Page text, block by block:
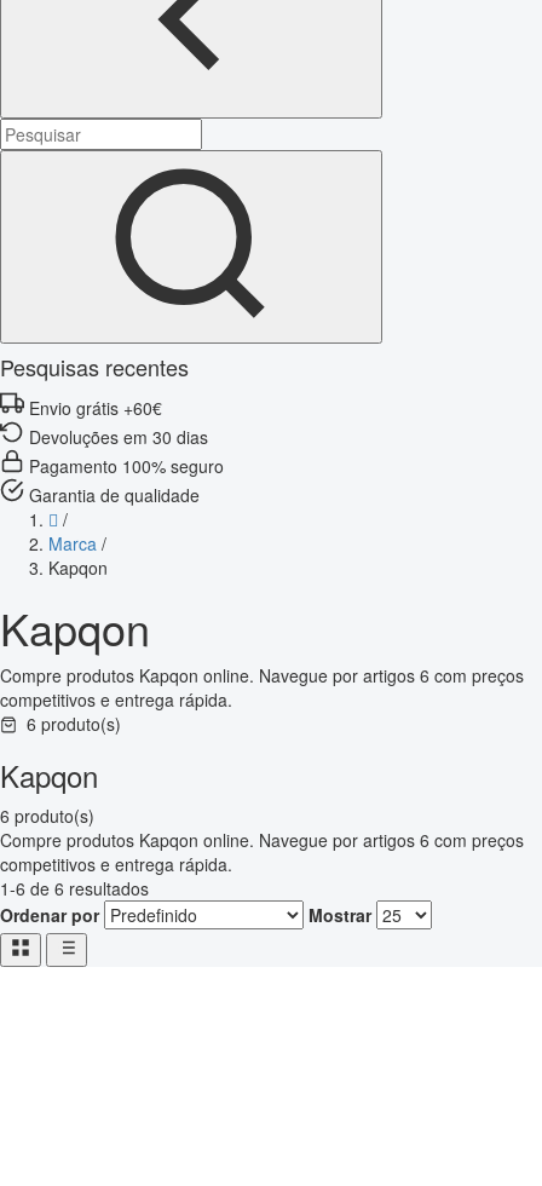
Pesquisas recentes
Envio grátis +60€
Devoluções em 30 dias
Pagamento 100% seguro
Garantia de qualidade
/
Marca /
Kapqon
Kapqon
Compre produtos Kapqon online. Navegue por artigos 6 com preços
competitivos e entrega rápida.
6 produto(s)
Kapqon
6 produto(s)
Compre produtos Kapqon online. Navegue por artigos 6 com preços
competitivos e entrega rápida.
1-6 de 6 resultados
Ordenar por
Mostrar